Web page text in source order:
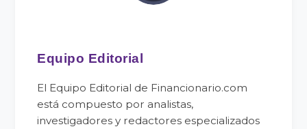
Equipo Editorial
El Equipo Editorial de Financionario.com
está compuesto por analistas,
investigadores y redactores especializados